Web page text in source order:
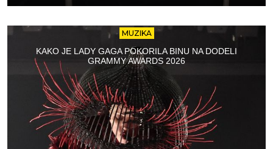
MUZIKA
KAKO JE LADY GAGA POKORILA BINU NA DODELI
GRAMMY AWARDS 2026